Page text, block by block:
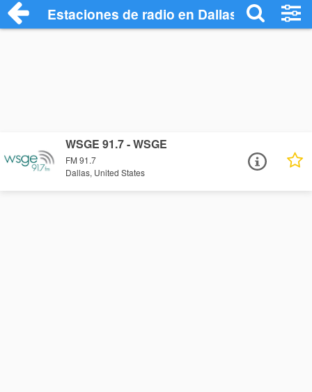
Estaciones de radio en Dallas -
WSGE 91.7 - WSGE
FM 91.7
Dallas, United States